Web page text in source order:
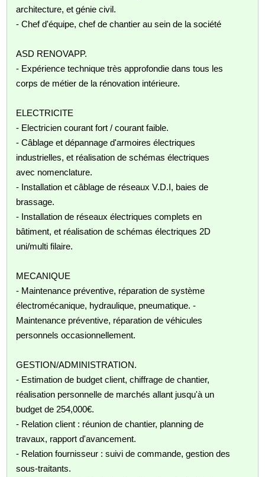
architecture, et génie civil.
- Chef d'équipe, chef de chantier au sein de la société
ASD RENOVAPP.
- Expérience technique très approfondie dans tous les
corps de métier de la rénovation intérieure.
ELECTRICITE
- Electricien courant fort / courant faible.
- Câblage et dépannage d'armoires électriques
industrielles, et réalisation de schémas électriques
avec nomenclature.
- Installation et câblage de réseaux V.D.I, baies de
brassage.
- Installation de réseaux électriques complets en
bâtiment, et réalisation de schémas électriques 2D
uni/multi filaire.
MECANIQUE
- Maintenance préventive, réparation de système
électromécanique, hydraulique, pneumatique. -
Maintenance préventive, réparation de véhicules
personnels occasionnellement.
GESTION/ADMINISTRATION.
- Estimation de budget client, chiffrage de chantier,
réalisation personnelle de marchés allant jusqu'à un
budget de 254,000€.
- Relation client : réunion de chantier, planning de
travaux, rapport d'avancement.
- Relation fournisseur : suivi de commande, gestion des
sous-traitants.